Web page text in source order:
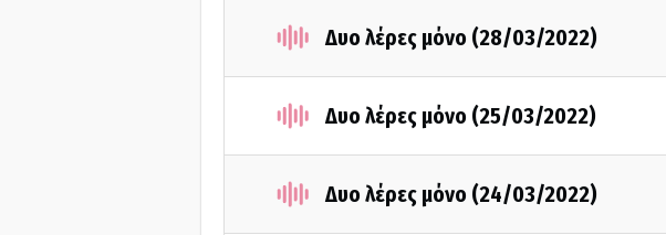
Δυο λέρες μόνο (28/03/2022)
Δυο λέρες μόνο (25/03/2022)
Δυο λέρες μόνο (24/03/2022)